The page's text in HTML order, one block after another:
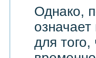
Однако,
для